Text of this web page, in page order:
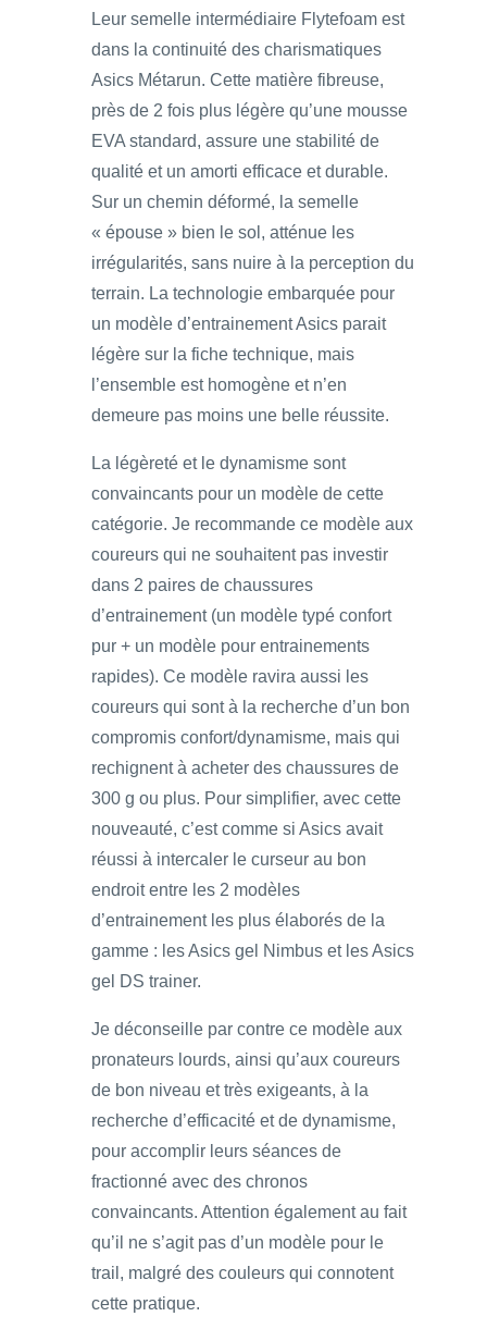
Leur semelle intermédiaire Flytefoam est
dans la continuité des charismatiques
Asics Métarun. Cette matière fibreuse,
près de 2 fois plus légère qu’une mousse
EVA standard, assure une stabilité de
qualité et un amorti efficace et durable.
Sur un chemin déformé, la semelle
« épouse » bien le sol, atténue les
irrégularités, sans nuire à la perception du
terrain. La technologie embarquée pour
un modèle d’entrainement Asics parait
légère sur la fiche technique, mais
l’ensemble est homogène et n’en
demeure pas moins une belle réussite.
La légèreté et le dynamisme sont
convaincants pour un modèle de cette
catégorie. Je recommande ce modèle aux
coureurs qui ne souhaitent pas investir
dans 2 paires de chaussures
d’entrainement (un modèle typé confort
pur + un modèle pour entrainements
rapides). Ce modèle ravira aussi les
coureurs qui sont à la recherche d’un bon
compromis confort/dynamisme, mais qui
rechignent à acheter des chaussures de
300 g ou plus. Pour simplifier, avec cette
nouveauté, c’est comme si Asics avait
réussi à intercaler le curseur au bon
endroit entre les 2 modèles
d’entrainement les plus élaborés de la
gamme : les Asics gel Nimbus et les Asics
gel DS trainer.
Je déconseille par contre ce modèle aux
pronateurs lourds, ainsi qu’aux coureurs
de bon niveau et très exigeants, à la
recherche d’efficacité et de dynamisme,
pour accomplir leurs séances de
fractionné avec des chronos
convaincants. Attention également au fait
qu’il ne s’agit pas d’un modèle pour le
trail, malgré des couleurs qui connotent
cette pratique.